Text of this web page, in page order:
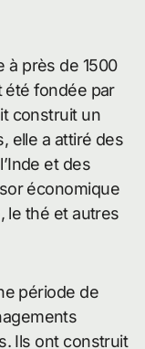
à près de 1500
été fondée par
construit un
elle a attiré des
et des
économique
le thé et autres
période de
Ils ont construit